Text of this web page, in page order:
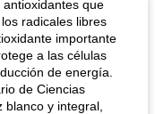
que
radicales libres
importante
a las células
de energía.
de Ciencias
y integral,